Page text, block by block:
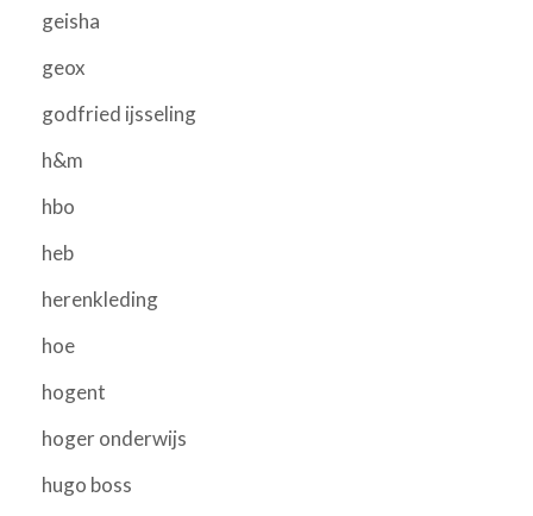
geisha
geox
godfried ijsseling
h&m
hbo
heb
herenkleding
hoe
hogent
hoger onderwijs
hugo boss